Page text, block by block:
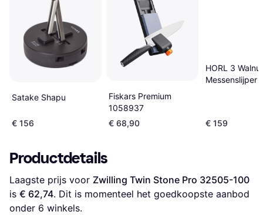
Satake Shapu
€ 156
Fiskars Premium
1058937
€ 68,90
HORL 3 Walnut
Messenslijper
€ 159
Productdetails
Laagste prijs voor Zwilling Twin Stone Pro 32505-100
is € 62,74. Dit is momenteel het goedkoopste aanbod
onder 6 winkels.